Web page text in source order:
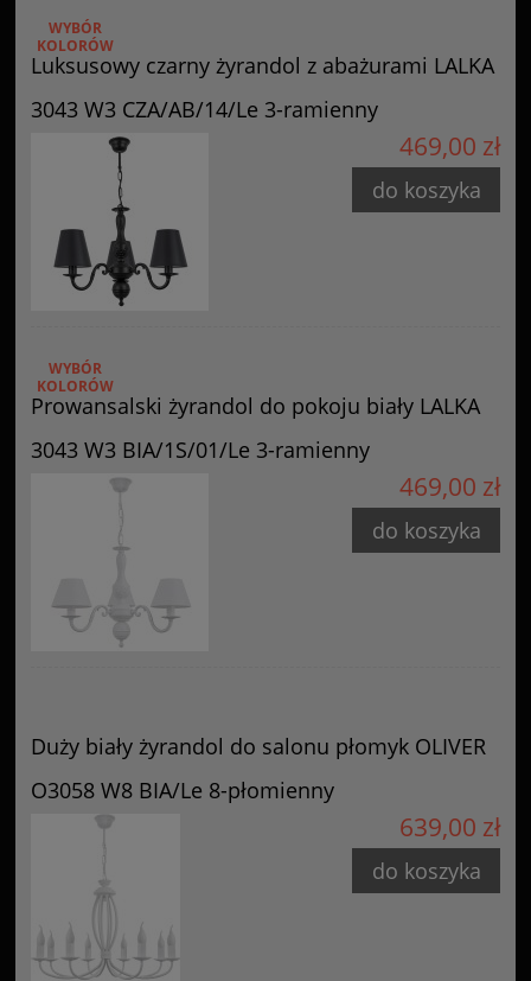
Luksusowy czarny żyrandol z abażurami LALKA
3043 W3 CZA/AB/14/Le 3-ramienny
WYBÓR
KOLORÓW
469,00 zł
do koszyka
Prowansalski żyrandol do pokoju biały LALKA
3043 W3 BIA/1S/01/Le 3-ramienny
WYBÓR
KOLORÓW
469,00 zł
do koszyka
Duży biały żyrandol do salonu płomyk OLIVER
O3058 W8 BIA/Le 8-płomienny
639,00 zł
do koszyka